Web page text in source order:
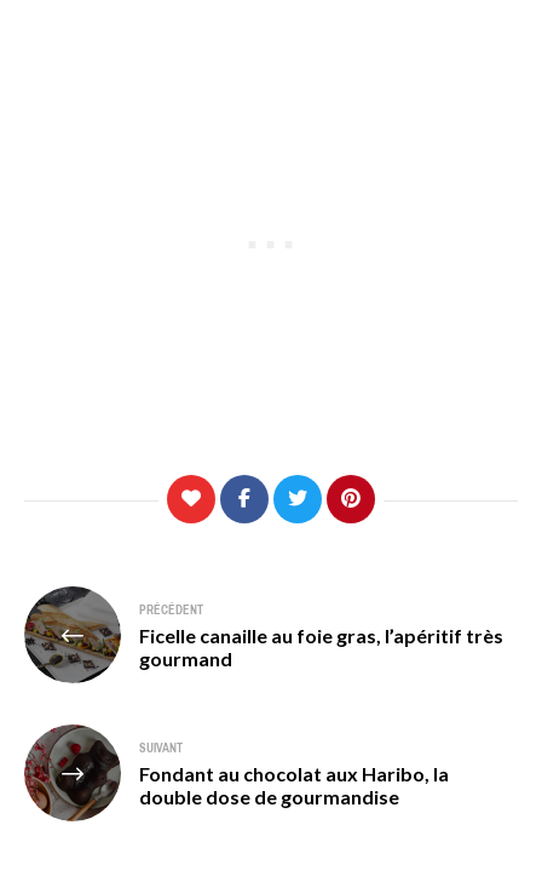
Navigation
de
l’article
PRÉCÉDENT
Ficelle canaille au foie gras, l’apéritif très
gourmand
SUIVANT
Fondant au chocolat aux Haribo, la
double dose de gourmandise